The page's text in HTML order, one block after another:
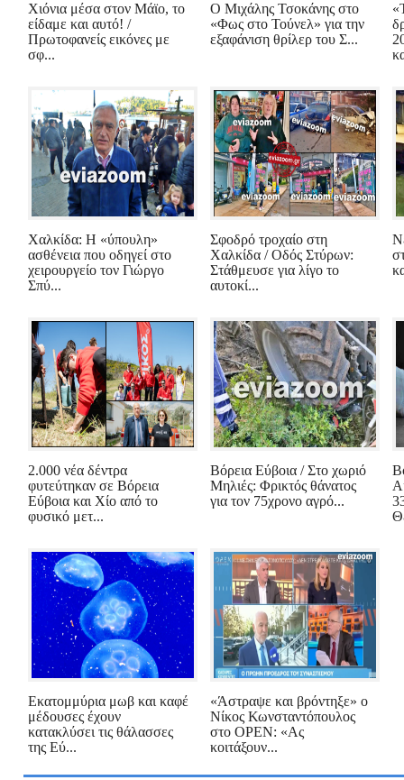
Χιόνια μέσα στον Μάϊο, το
είδαμε και αυτό! /
Πρωτοφανείς εικόνες με
σφ...
Ο Μιχάλης Τσοκάνης στο
«Φως στο Τούνελ» για την
εξαφάνιση θρίλερ του Σ...
Χαλκίδα: Η «ύπουλη»
ασθένεια που οδηγεί στο
χειρουργείο τον Γιώργο
Σπύ...
Σφοδρό τροχαίο στη
Χαλκίδα / Οδός Στύρων:
Στάθμευσε για λίγο το
αυτοκί...
2.000 νέα δέντρα
φυτεύτηκαν σε Βόρεια
Εύβοια και Χίο από το
φυσικό μετ...
Βόρεια Εύβοια / Στο χωριό
Μηλιές: Φρικτός θάνατος
για τον 75χρονο αγρό...
Εκατομμύρια μωβ και καφέ
μέδουσες έχουν
κατακλύσει τις θάλασσες
της Εύ...
«Άστραψε και βρόντηξε» ο
Νίκος Κωνσταντόπουλος
στο OPEN: «Ας
κοιτάξουν...